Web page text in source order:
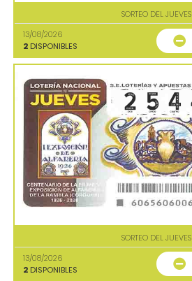
SORTEO DEL JUEVES
13/08/2026
2 DISPONIBLES
SORTEO DEL JUEVES
13/08/2026
2 DISPONIBLES